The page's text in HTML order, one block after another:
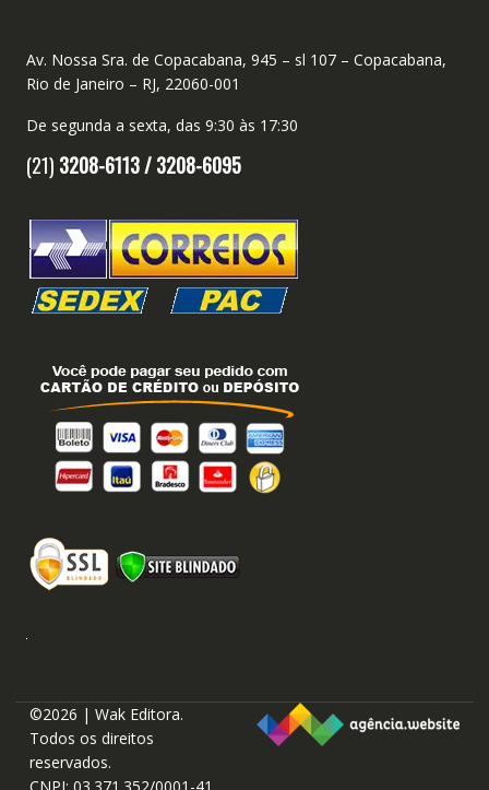
Av. Nossa Sra. de Copacabana, 945 – sl 107 – Copacabana,
Rio de Janeiro – RJ, 22060-001
De segunda a sexta, das 9:30 às 17:30
(21) 3208-6113 /3208-6095
©2026 | Wak Editora.
Todos os direitos
reservados.